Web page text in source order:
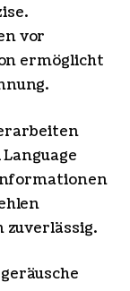
vor
ermöglicht
zuverlässig.